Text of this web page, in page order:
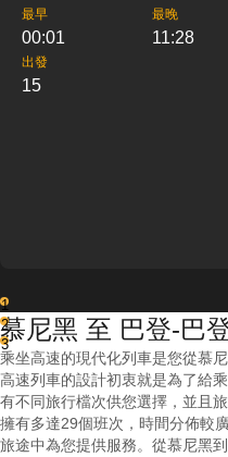
最早
00:01
最晚
11:28
出發
15
1
2
3
慕尼黑 至 巴登-巴
乘坐高速的現代化列車是您從慕
高速列車的設計初衷就是為了給
有不同旅行檔次供您選擇，並且
擁有多達29個班次，時間分佈較
旅途中為您提供服務。從慕尼黑